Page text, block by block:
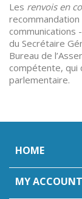
Les renvois en
communications
du Secrétaire
Bureau de
compétente, qui
parlementaire.
HOME
MY ACCOUNT